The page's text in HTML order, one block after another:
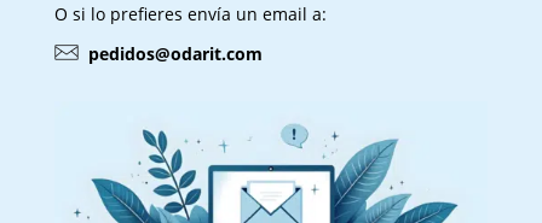
O si lo prefieres envía un email a:
pedidos@odarit.com